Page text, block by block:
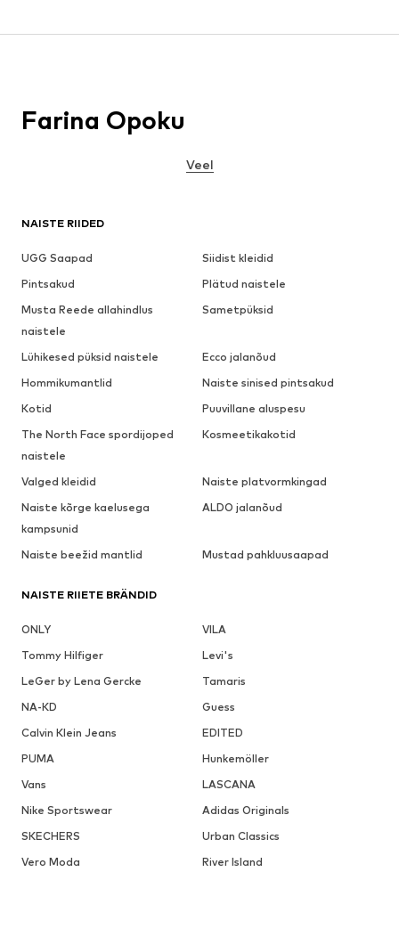
NAISTE RIIDED
UGG Saapad
Siidist kleidid
Pintsakud
Plätud naistele
Musta Reede allahindlus
naistele
Sametpüksid
Lühikesed püksid naistele
Ecco jalanõud
Hommikumantlid
Naiste sinised pintsakud
Kotid
Puuvillane aluspesu
The North Face spordijoped
naistele
Kosmeetikakotid
Valged kleidid
Naiste platvormkingad
Naiste kõrge kaelusega
kampsunid
ALDO jalanõud
Naiste beežid mantlid Mustad pahkluusaapad
NAISTE RIIETE BRÄNDID
ONLY
VILA
Tommy Hilfiger
Levi's
LeGer by Lena Gercke
Tamaris
NA-KD
Guess
Calvin Klein Jeans
EDITED
PUMA
Hunkemöller
Vans
LASCANA
Nike Sportswear
Adidas Originals
SKECHERS
Urban Classics
Vero Moda
River Island
Farina Opoku
Veel